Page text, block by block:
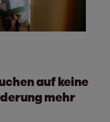
auf keine
mehr